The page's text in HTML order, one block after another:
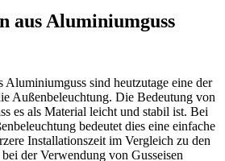
aus Aluminiumguss
Aluminiumguss sind heutzutage eine der
Außenbeleuchtung. Die Bedeutung von
es als Material leicht und stabil ist. Bei
bedeutet dies eine einfache
Installationszeit im Vergleich zu den
der Verwendung von Gusseisen